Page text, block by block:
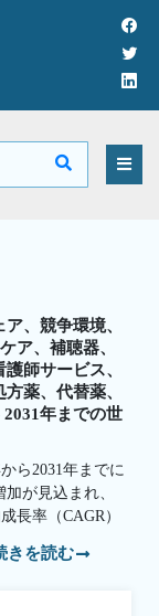
、競争環境、
ア、補聴器、
師サービス、
薬、代替薬、
年までの世
ら2031年までに
が見込まれ、
長率（CAGR）
きを読む